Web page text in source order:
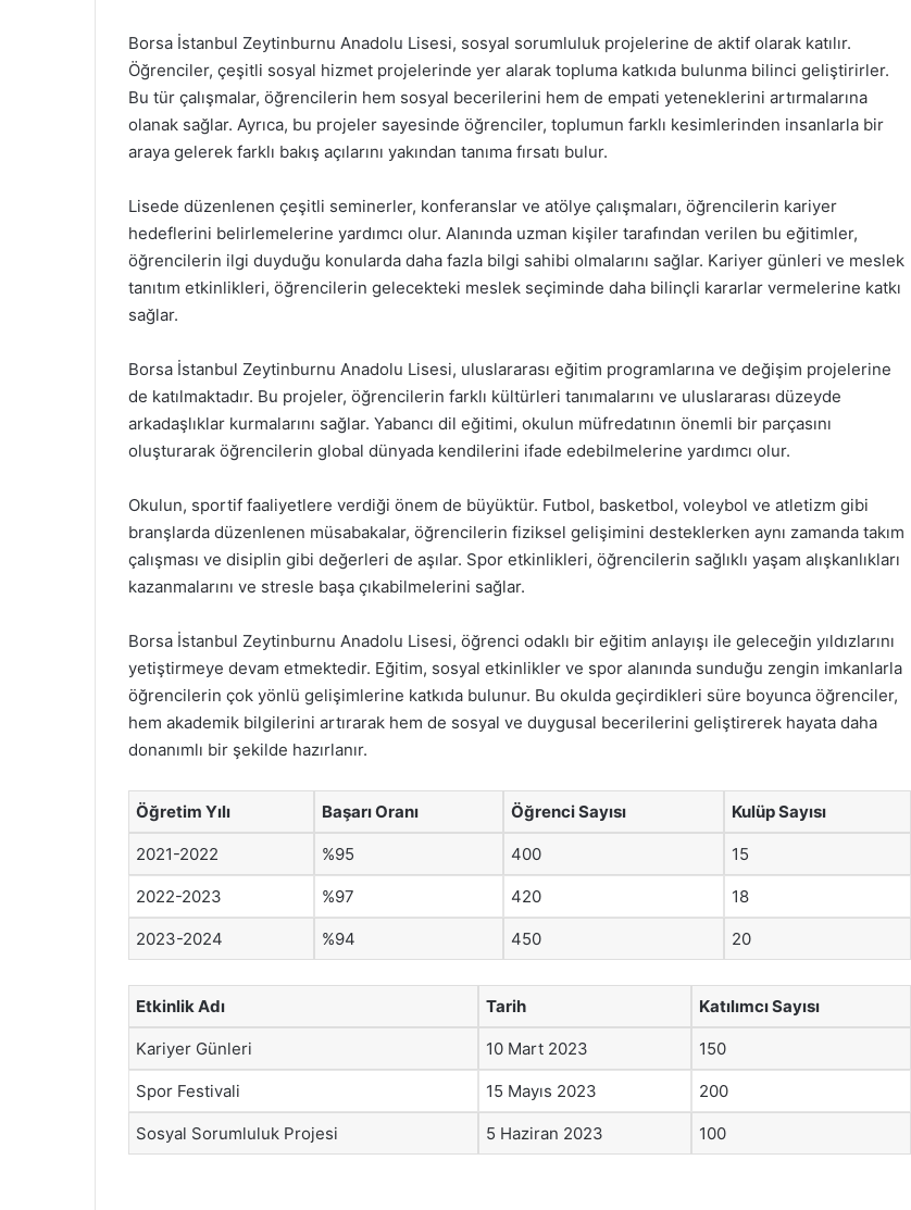
Borsa İstanbul Zeytinburnu Anadolu Lisesi, sosyal sorumluluk projelerine de aktif olarak katılır.
Öğrenciler, çeşitli sosyal hizmet projelerinde yer alarak topluma katkıda bulunma bilinci geliştirirler.
Bu tür çalışmalar, öğrencilerin hem sosyal becerilerini hem de empati yeteneklerini artırmalarına
olanak sağlar. Ayrıca, bu projeler sayesinde öğrenciler, toplumun farklı kesimlerinden insanlarla bir
araya gelerek farklı bakış açılarını yakından tanıma fırsatı bulur.
Lisede düzenlenen çeşitli seminerler, konferanslar ve atölye çalışmaları, öğrencilerin kariyer
hedeflerini belirlemelerine yardımcı olur. Alanında uzman kişiler tarafından verilen bu eğitimler,
öğrencilerin ilgi duyduğu konularda daha fazla bilgi sahibi olmalarını sağlar. Kariyer günleri ve meslek
tanıtım etkinlikleri, öğrencilerin gelecekteki meslek seçiminde daha bilinçli kararlar vermelerine katkı
sağlar.
Borsa İstanbul Zeytinburnu Anadolu Lisesi, uluslararası eğitim programlarına ve değişim projelerine
de katılmaktadır. Bu projeler, öğrencilerin farklı kültürleri tanımalarını ve uluslararası düzeyde
arkadaşlıklar kurmalarını sağlar. Yabancı dil eğitimi, okulun müfredatının önemli bir parçasını
oluşturarak öğrencilerin global dünyada kendilerini ifade edebilmelerine yardımcı olur.
Okulun, sportif faaliyetlere verdiği önem de büyüktür. Futbol, basketbol, voleybol ve atletizm gibi
branşlarda düzenlenen müsabakalar, öğrencilerin fiziksel gelişimini desteklerken aynı zamanda takım
çalışması ve disiplin gibi değerleri de aşılar. Spor etkinlikleri, öğrencilerin sağlıklı yaşam alışkanlıkları
kazanmalarını ve stresle başa çıkabilmelerini sağlar.
Borsa İstanbul Zeytinburnu Anadolu Lisesi, öğrenci odaklı bir eğitim anlayışı ile geleceğin yıldızlarını
yetiştirmeye devam etmektedir. Eğitim, sosyal etkinlikler ve spor alanında sunduğu zengin imkanlarla
öğrencilerin çok yönlü gelişimlerine katkıda bulunur. Bu okulda geçirdikleri süre boyunca öğrenciler,
hem akademik bilgilerini artırarak hem de sosyal ve duygusal becerilerini geliştirerek hayata daha
donanımlı bir şekilde hazırlanır.
Öğretim Yılı Başarı Oranı Öğrenci Sayısı Kulüp Sayısı
2021-2022 %95 400 15
2022-2023 %97 420 18
2023-2024 %94 450 20
Etkinlik Adı Tarih Katılımcı Sayısı
Kariyer Günleri 10 Mart 2023 150
Spor Festivali 15 Mayıs 2023 200
Sosyal Sorumluluk Projesi 5 Haziran 2023 100